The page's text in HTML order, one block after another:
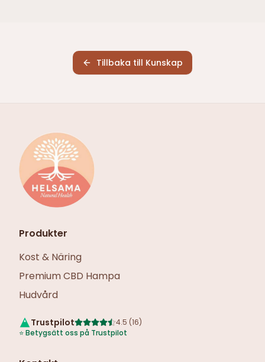
Tillbaka till Kunskap
Produkter
Kost & Näring
Premium CBD Hampa
Hudvård
Trustpilot 4.5 (16)
⭐Betygsätt oss på Trustpilot